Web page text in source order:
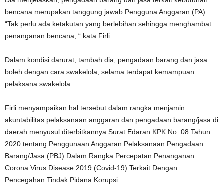
bencana merupakan tanggung jawab Pengguna Anggaran (PA).
“Tak perlu ada ketakutan yang berlebihan sehingga menghambat
penanganan bencana, “ kata Firli.
Dalam kondisi darurat, tambah dia, pengadaan barang dan jasa
boleh dengan cara swakelola, selama terdapat kemampuan
pelaksana swakelola.
Firli menyampaikan hal tersebut dalam rangka menjamin
akuntabilitas pelaksanaan anggaran dan pengadaan barang/jasa di
daerah menyusul diterbitkannya Surat Edaran KPK No. 08 Tahun
2020 tentang Penggunaan Anggaran Pelaksanaan Pengadaan
Barang/Jasa (PBJ) Dalam Rangka Percepatan Penanganan
Corona Virus Disease 2019 (Covid-19) Terkait Dengan
Pencegahan Tindak Pidana Korupsi.